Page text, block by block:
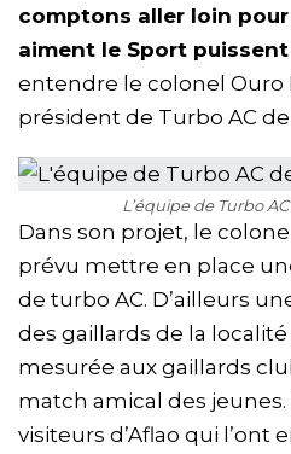
comptons aller loin
aiment le Sport
entendre le colonel Ouro
président de Turbo AC de
L’équipe de Turbo AC
Dans son projet, le
prévu mettre en place
de turbo AC. D’ailleurs
des gaillards de la localité
mesurée aux gaillards
match amical des jeunes.
visiteurs d’Aflao qui l’ont